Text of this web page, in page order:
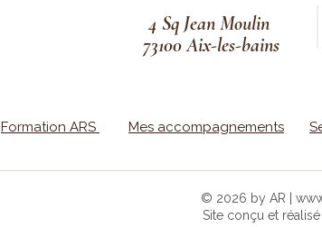
4 Sq Jean Moulin
73100 Aix-les-bains
Formation ARS Mes accompagnements
© 2026 by AR |
Site conçu et